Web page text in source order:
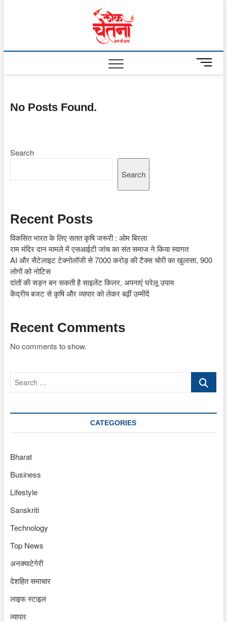
M
e
No Posts Found.
Search
Search
Recent Posts
विकसित भारत के लिए सतत कृषि जरूरी : ओम बिरला
राम मंदिर दान मामले में एसआईटी जांच का संत समाज ने किया स्वागत
AI और सैटेलाइट टेक्नोलॉजी से 7000 करोड़ की टैक्स चोरी का खुलासा, 900
लोगों को नोटिस
दांतों की सड़न बन सकती है साइलेंट किलर, अपनाएं घरेलू उपाय
केंद्रीय बजट से कृषि और व्यापार को लेकर बढ़ीं उम्मीदें
Recent Comments
No comments to show.
Search
CATEGORIES
Bharat
Business
Lifestyle
Sanskriti
Technology
Top News
अनक्याटेगेरी
देशहित समाचार
लाइफ स्टाइल
व्यापार